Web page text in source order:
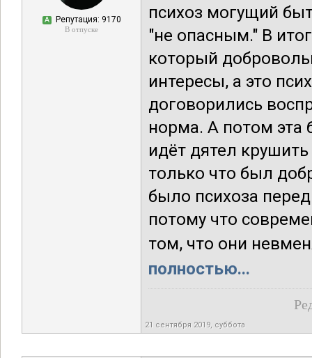
А Репутация: 9170
В отпуске
психоз могущий
"не опасным." В
который
интересы, а это
договорились
норма. А потом эта
идёт дятел
только что был
было психоза
потому что
том, что они
полностью...
21 сентября 2019, суббота